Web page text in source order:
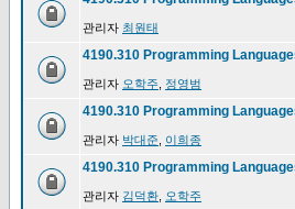
관리자 최원태
4190.310 Programming
관리자 오학주 정영범
4190.310 Programming
관리자 박대준 이희종
4190.310 Programming
관리자 김덕환 오학주